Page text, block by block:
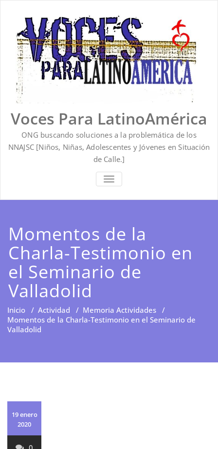
contenido
Voces Para LatinoAmérica
ONG buscando soluciones a la problemática de los
NNAJSC [Niños, Niñas, Adolescentes y Jóvenes en Situación
de Calle.]
ALTERNAR
LA
Momentos de la
Charla-Testimonio en
el Seminario de
Valladolid
Inicio / Actividad / Memoria Actividades /
Momentos de la Charla-Testimonio en el Seminario de
Valladolid
19 enero
2020